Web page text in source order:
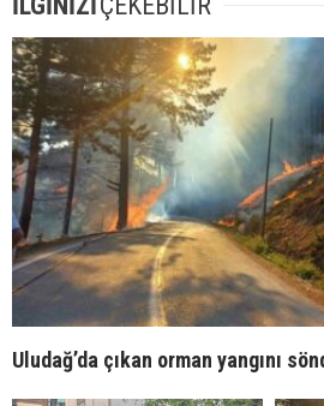
Uludağ’da çıkan orman yangını